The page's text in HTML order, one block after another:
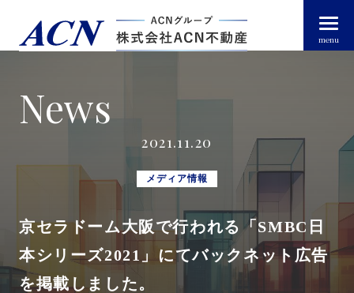
menu
経営者・法人のお客様
個人のお客様
トップページ arrow_right_alt
ACN不動産について
News
2021.11.20
メディア情報
京セラドーム大阪で行われる「SMBC日
本シリーズ2021」にてバックネット広告
を掲載しました。